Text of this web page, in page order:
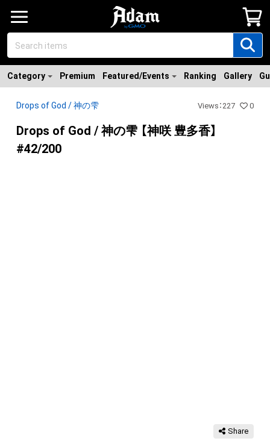
Category Premium Featured/Events Ranking Gallery
Drops of God / 神の雫 Views ：227 0
Drops of God / 神の雫 【神咲 豊多香】
#42/200
Share